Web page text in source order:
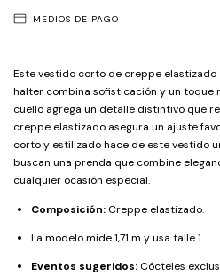
MEDIOS DE PAGO
Este vestido corto de creppe
halter combina sofisticación y un toque
cuello agrega un detalle distintivo que
creppe elastizado asegura un ajuste
corto y estilizado hace de este vestido
buscan una prenda que combine
cualquier ocasión especial.
Composición: Creppe elastizado.
La modelo mide 1,71 m y usa talle 1.
Eventos sugeridos: Cócteles